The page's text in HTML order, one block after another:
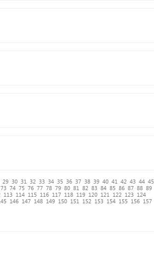
29 30 31 32 33 34 35 36 37 38 39 40 41 42 43 44 45
73 74 75 76 77 78 79 80 81 82 83 84 85 86 87 88 89
113 114 115 116 117 118 119 120 121 122 123
124
146 147 148 149 150 151 152 153 154 155 156 157